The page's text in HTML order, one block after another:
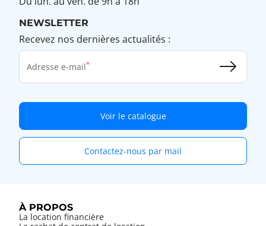
NEWSLETTER
Recevez nos dernières actualités :
Adresse e-mail
Voir le catalogue
Contactez-nous par mail
À PROPOS
La location financière